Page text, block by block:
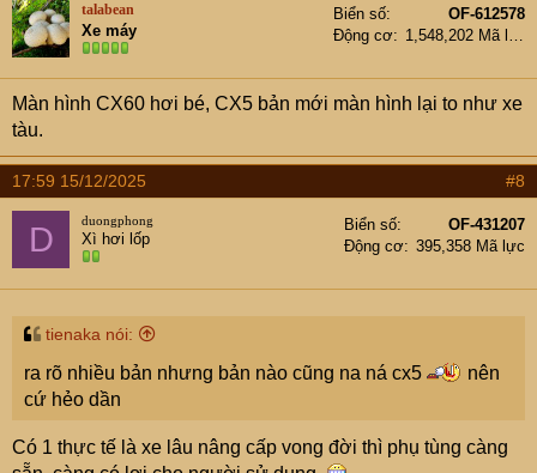
talabean
Xe máy
Biển số
OF-612578
Động cơ
1,548,202 Mã lực
Màn hình CX60 hơi bé, CX5 bản mới màn hình lại to như xe
tàu.
17:59 15/12/2025 #8
D duongphong
Xì hơi lốp
Biển số
OF-431207
Động cơ
395,358 Mã lực
tienaka nói:
ra rõ nhiều bản nhưng bản nào cũng na ná cx5
nên
cứ hẻo dần
Có 1 thực tế là xe lâu nâng cấp vong đời thì phụ tùng càng